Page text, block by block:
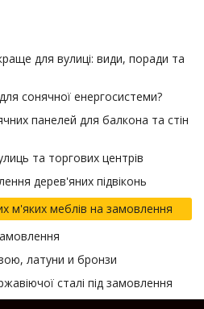
для вулиці: види, поради та
сонячної енергосистеми?
панелей для балкона та стін
та торгових центрів
дерев'яних підвіконь
м'яких меблів на замовлення
латуни и бронзи
сталі під замовлення